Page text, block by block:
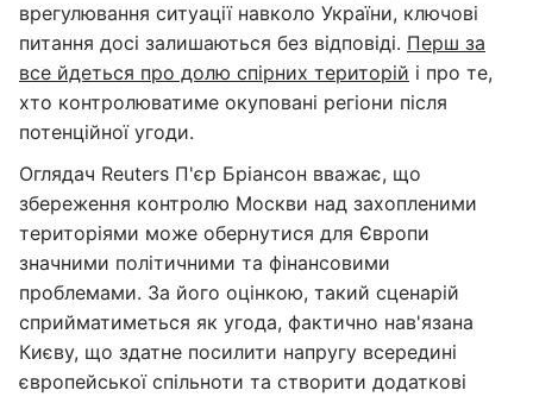
врегулювання ситуації навколо України, ключові
питання досі залишаються без відповіді. Перш за
все йдеться про долю спірних територій і про те,
хто контролюватиме окуповані регіони після
потенційної угоди.
Оглядач Reuters П'єр Бріансон вважає, що
збереження контролю Москви над захопленими
територіями може обернутися для Європи
значними політичними та фінансовими
проблемами. За його оцінкою, такий сценарій
сприйматиметься як угода, фактично нав'язана
Києву, що здатне посилити напругу всередині
європейської спільноти та створити додаткові